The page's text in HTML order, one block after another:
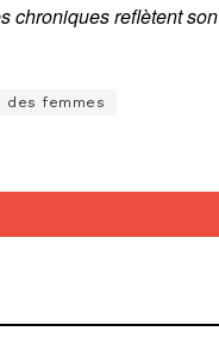
chroniques reflètent son
des femmes